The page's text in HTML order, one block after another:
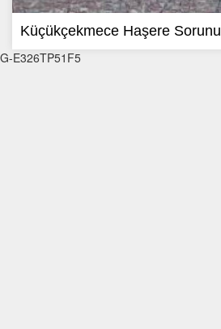
Küçükçekmece Haşere Sorunu
G-E326TP51F5